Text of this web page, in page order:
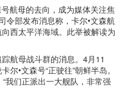
航母的去向，成为媒体关注焦
令部发布消息称，卡尔•文森航
西太平洋海域。此举被解读为
母战斗群的消息。4月11
尔•文森号“正驶往”朝鲜半岛。
我们正派出一大舰队，非常强